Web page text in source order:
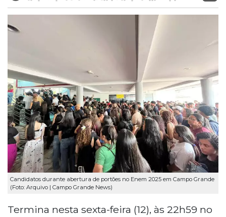
Candidatos durante abertura de portões no Enem 2025 em Campo Grande
(Foto: Arquivo | Campo Grande News)
Termina nesta sexta-feira (12), às 22h59 no